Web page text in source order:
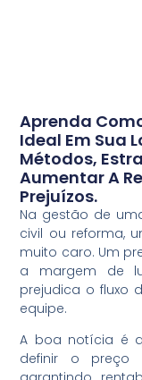
Aprenda
Ideal Em Sua
Métodos,
Aumentar A
Prejuízos.
Na gestão de
civil ou reforma,
muito caro. Um
a margem de
prejudica o fluxo
equipe.
A boa notícia é
definir o preço